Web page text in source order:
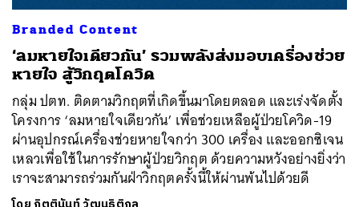
Branded Content
‘ลมหายใจเดียวกัน’ รวมพลังส่งมอบเครื่องช่วย
หายใจ สู้วิกฤตโควิด
กลุ่ม ปตท. ติดตามวิกฤตที่เกิดขึ้นมาโดยตลอด และเร่งจัดตั้ง
โครงการ ‘ลมหายใจเดียวกัน’ เพื่อช่วยเหลือผู้ป่วยโควิด-19
ผ่านอุปกรณ์เครื่องช่วยหายใจกว่า 300 เครื่อง และออกซิเจน
เหลวเพื่อใช้ในการรักษาผู้ป่วยวิกฤต ด้วยความหวังอย่างยิ่งว่า
เราจะสามารถร่วมกันฝ่าวิกฤตครั้งนี้ให้ผ่านพ้นไปด้วยดี